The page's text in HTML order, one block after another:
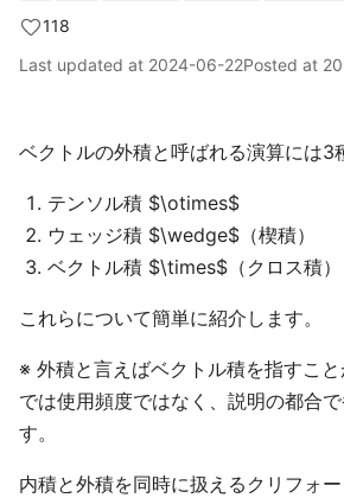
118
Last updated at 2024-06-22Posted at
ベクトルの外積と呼ばれる演算には3
テンソル積 $\otimes$
ウェッジ積 $\wedge$（楔積）
ベクトル積 $\times$（クロス積）
これらについて簡単に紹介します。
※ 外積と言えばベクトル積を指すこ
では使用頻度ではなく、説明の都合
す。
内積と外積を同時に扱えるクリフォ